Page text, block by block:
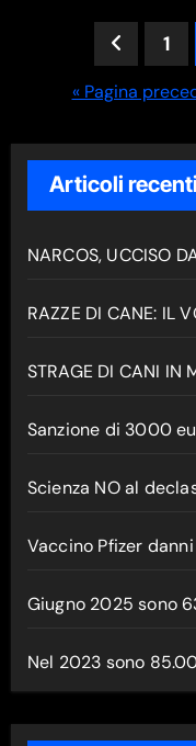
Paginazione
degli
articoli
1
« Pagina
Articoli recenti
NARCOS, UCCISO
RAZZE DI CANE: IL
STRAGE DI CANI IN
Sanzione di 3000
Scienza NO al
Vaccino Pfizer
Giugno 2025 sono
Nel 2023 sono